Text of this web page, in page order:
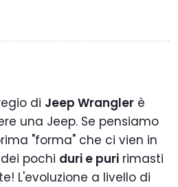
di Jeep Wrangler è
una Jeep. Se pensiamo
"forma" che ci vien in
pochi duri e puri rimasti
L'evoluzione a livello di